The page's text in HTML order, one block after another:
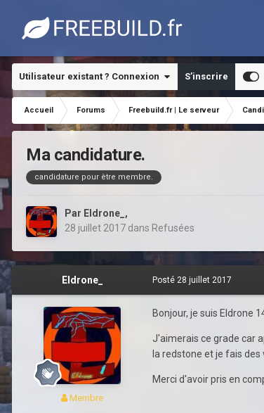
Utilisateur existant ? Connexion S’inscrire
Accueil Forums Freebuild.fr | Le serveur
Ma candidature.
candidature pour ètre membre.
Par Eldrone_ ,
28 juillet 2017 dans Refusées
Eldrone_
Membre
Posté 28 juillet 2017
Bonjour, je suis Eldrone
J'aimerais ce grade car
la redstone et je fais
Merci d'avoir pris en